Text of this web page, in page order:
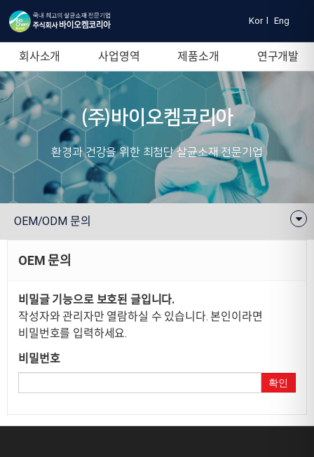
KorlEng
회사소개 사업영역 제품소개 연구개발
(주)바이오켐코리아
환경과 건강을 위한 최첨단 살균소재 전문기업
OEM/ODM 문의
OEM 문의
비밀글 기능으로 보호된 글입니다.
작성자와 관리자만 열람하실 수 있습니다. 본인이라면
비밀번호를 입력하세요.
비밀번호
확인